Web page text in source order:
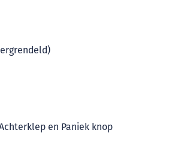
en Paniek knop